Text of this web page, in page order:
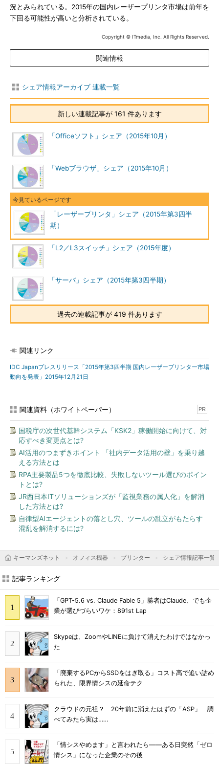
況とみられている。2015年の国内レーザープリンタ市場は前年を
下回る可能性が高いと分析されている。
Copyright © ITmedia, Inc. All Rights Reserved.
関連情報
シェア情報アーカイブ 連載一覧
新しい連載記事が 161 件あります
「Officeソフト」シェア（2015年10月）
「Webブラウザ」シェア（2015年10月）
「レーザープリンタ」シェア（2015年第3四半
期）
「L2／L3スイッチ」シェア（2015年度）
「サーバ」シェア（2015年第3四半期）
過去の連載記事が 419 件あります
関連リンク
IDC Japanプレスリリース「2015年第3四半期 国内レーザープリンター市場
動向を発表」2015年12月21日
関連資料（ホワイトペーパー） PR
国税庁の次世代基幹システム「KSK2」稼働開始に向けて、対
応すべき変更点とは?
AI活用のつまずきポイント 「社内データ活用の壁」を乗り越
える方法とは
RPA主要製品5つを徹底比較、失敗しないツール選びのポイン
トとは?
JR西日本ITソリューションズが「監視業務の属人化」を解消
した方法とは?
自律型AIエージェントの落とし穴、ツールの乱立がもたらす
混乱を解消するには?
キーマンズネット オフィス機器 プリンター シェア情報記事一覧
記事ランキング
「GPT-5.6 vs. Claude Fable 5」勝者はClaude、でも企
業が選びづらいワケ：891st Lap
Skypeは、ZoomやLINEに負けて消えたわけではなかっ
た
「廃棄するPCからSSDをはぎ取る」コスト高で追い詰め
られた、限界情シスの延命テク
クラウドの元祖？ 20年前に消えたはずの「ASP」 調
べてみたら実は……
「情シスやめます」と言われたら――ある日突然「ゼロ
情シス」になった企業のその後